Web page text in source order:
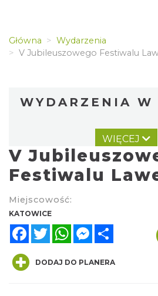
Główna
Wydarzenia
V Jubileuszowego Festiwalu
WYDARZENIA W
Muzyka zespołu Metallica
2026
Katowice
WIĘCEJ
V
Festiwalu
Miejscowość:
KATOWICE
FacebookTwitterWhatsAppMessenger
DODAJ DO PLANERA